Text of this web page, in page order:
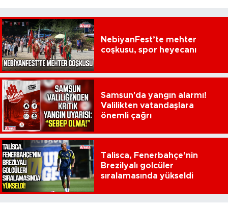
NebiyanFest’te mehter
coşkusu, spor heyecanı
Samsun'da yangın alarmı!
Valilikten vatandaşlara
önemli çağrı
Talisca, Fenerbahçe’nin
Brezilyalı golcüler
sıralamasında yükseldi